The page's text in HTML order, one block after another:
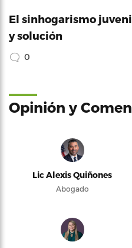
El sinhogarismo
y solución
0
Opinión y
Lic Alexis Quiñones
Abogado